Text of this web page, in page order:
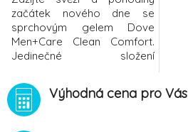
začátek nového dne se
sprchovým gelem Dove
Men+Care Clean Comfort.
Jedinečné složení
Men+Care Clean Comfort s
technologií
MicroMoistureTM, která se
Výhodná cena pro Vás